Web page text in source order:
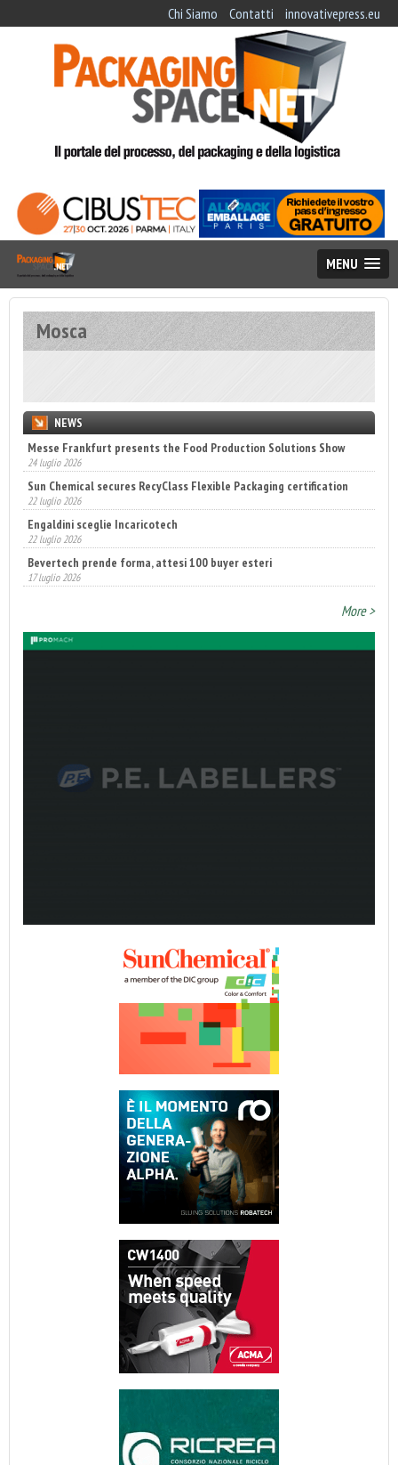
Chi Siamo Contatti innovativepress.eu
MENU
Mosca
NEWS
Messe Frankfurt presents the Food Production Solutions Show
24 luglio 2026
Sun Chemical secures RecyClass Flexible Packaging certification
22 luglio 2026
Engaldini sceglie Incaricotech
22 luglio 2026
Bevertech prende forma, attesi 100 buyer esteri
17 luglio 2026
More >